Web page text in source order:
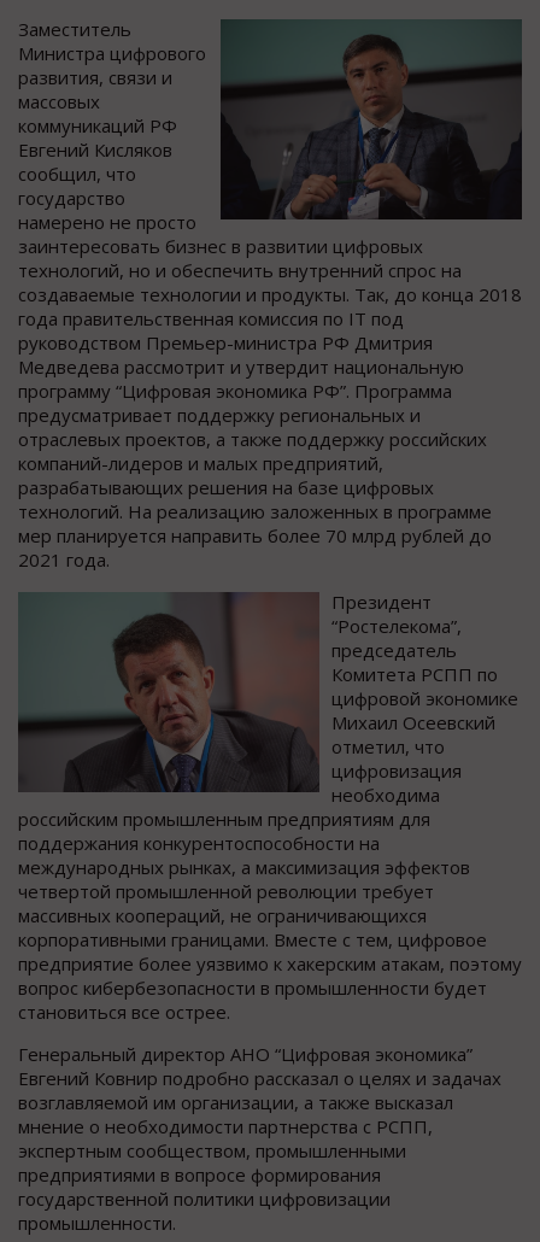
Заместитель
Министра цифрового
развития, связи и
массовых
коммуникаций РФ
Евгений Кисляков
сообщил, что
государство
намерено не просто
заинтересовать бизнес в развитии цифровых
технологий, но и обеспечить внутренний спрос на
создаваемые технологии и продукты. Так, до конца 2018
года правительственная комиссия по IT под
руководством Премьер-министра РФ Дмитрия
Медведева рассмотрит и утвердит национальную
программу “Цифровая экономика РФ”. Программа
предусматривает поддержку региональных и
отраслевых проектов, а также поддержку российских
компаний-лидеров и малых предприятий,
разрабатывающих решения на базе цифровых
технологий. На реализацию заложенных в программе
мер планируется направить более 70 млрд рублей до
2021 года.
Президент
“Ростелекома”,
председатель
Комитета РСПП по
цифровой экономике
Михаил Осеевский
отметил, что
цифровизация
необходима
российским промышленным предприятиям для
поддержания конкурентоспособности на
международных рынках, а максимизация эффектов
четвертой промышленной революции требует
массивных коопераций, не ограничивающихся
корпоративными границами. Вместе с тем, цифровое
предприятие более уязвимо к хакерским атакам, поэтому
вопрос кибербезопасности в промышленности будет
становиться все острее.
Генеральный директор АНО “Цифровая экономика”
Евгений Ковнир подробно рассказал о целях и задачах
возглавляемой им организации, а также высказал
мнение о необходимости партнерства с РСПП,
экспертным сообществом, промышленными
предприятиями в вопросе формирования
государственной политики цифровизации
промышленности.